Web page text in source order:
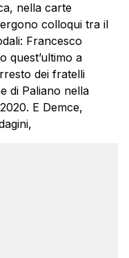
nella carte
colloqui tra il
Francesco
quest’ultimo a
dei fratelli
di Paliano nella
E Demce,